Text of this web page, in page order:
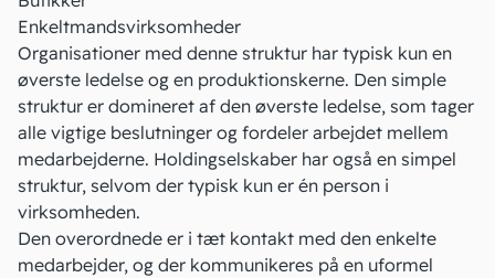
Enkeltmandsvirksomheder
Organisationer med denne struktur har typisk kun en
øverste ledelse og en produktionskerne. Den simple
struktur er domineret af den øverste ledelse, som tager
alle vigtige beslutninger og fordeler arbejdet mellem
medarbejderne. Holdingselskaber har også en simpel
struktur, selvom der typisk kun er én person i
virksomheden.
Den overordnede er i tæt kontakt med den enkelte
medarbejder, og der kommunikeres på en uformel